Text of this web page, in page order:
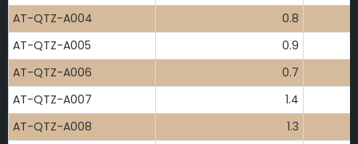
AT-QTZ-A004
0.8
AT-QTZ-A005
0.9
AT-QTZ-A006
0.7
AT-QTZ-A007
1.4
AT-QTZ-A008
1.3